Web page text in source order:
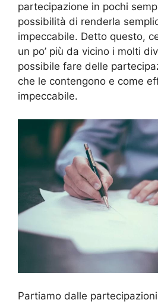
partecipazione in pochi
possibilità di renderla
impeccabile. Detto questo,
un po’ più da vicino i molti
possibile fare delle
che le contengono e come
impeccabile.
Partiamo dalle